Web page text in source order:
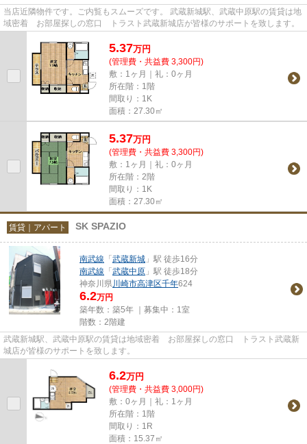
当店近隣物件です。ご内覧もスムーズです。 武蔵新城駅、武蔵中原駅の賃貸は地
域密着 お部屋探しの窓口 トラスト武蔵新城店が皆様のサポートを致します。
5.37万円
(管理費・共益費 3,300円)
敷：1ヶ月｜礼：0ヶ月
所在階：1階
間取り：1K
面積：27.30㎡
5.37万円
(管理費・共益費 3,300円)
敷：1ヶ月｜礼：0ヶ月
所在階：2階
間取り：1K
面積：27.30㎡
賃貸｜アパート SK SPAZIO
南武線 「武蔵新城 」駅 徒歩16分
南武線 「武蔵中原 」駅 徒歩18分
神奈川県川崎市高津区千年624
6.2万円
築年数：築5年 ｜募集中： 1室
階数：2階建
武蔵新城駅、武蔵中原駅の賃貸は地域密着 お部屋探しの窓口 トラスト武蔵新
城店が皆様のサポートを致します。
6.2万円
(管理費・共益費 3,000円)
敷：0ヶ月｜礼：1ヶ月
所在階：1階
間取り：1R
面積：15.37㎡